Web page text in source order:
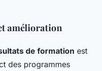
amélioration
de formation est
des programmes